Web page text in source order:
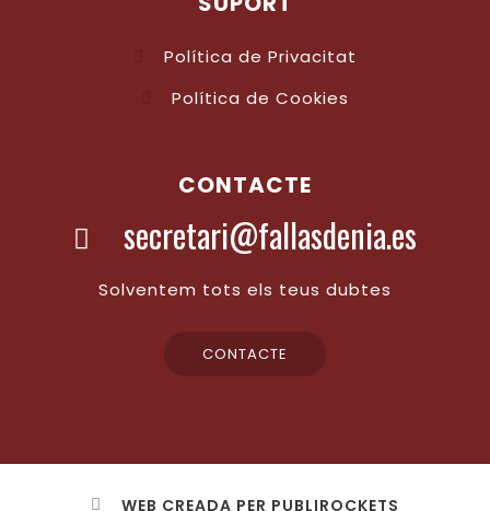
Política de Privacitat
Política de Cookies
CONTACTE
secretari@fallasdenia.es
Solventem tots els teus dubtes
CONTACTE
WEB CREADA PER PUBLIROCKETS